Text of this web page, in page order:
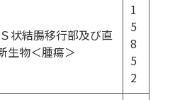
結腸移行部及び直
生物＜腫瘍＞
1
5
8
5
2